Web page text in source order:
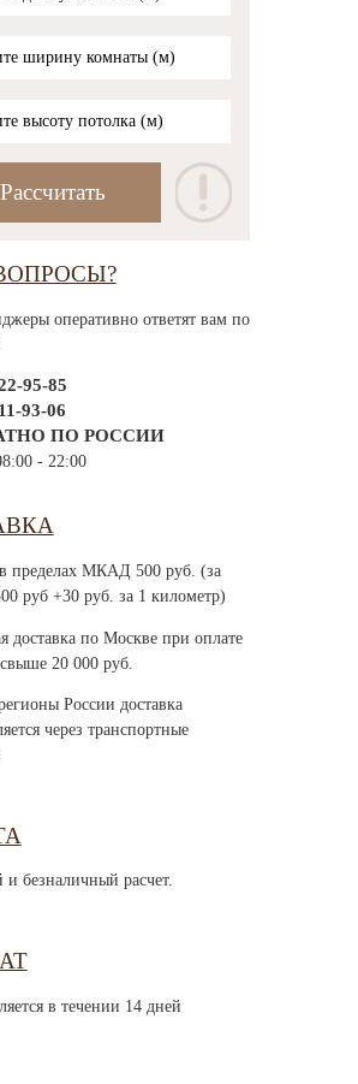
оперативно ответят вам по
95-85
93-06
ПО РОССИИ
- 22:00
пределах МКАД 500 руб. (за
руб +30 руб. за 1 километр)
доставка по Москве при оплате
20 000 руб.
России доставка
через транспортные
безналичный расчет.
в течении 14 дней